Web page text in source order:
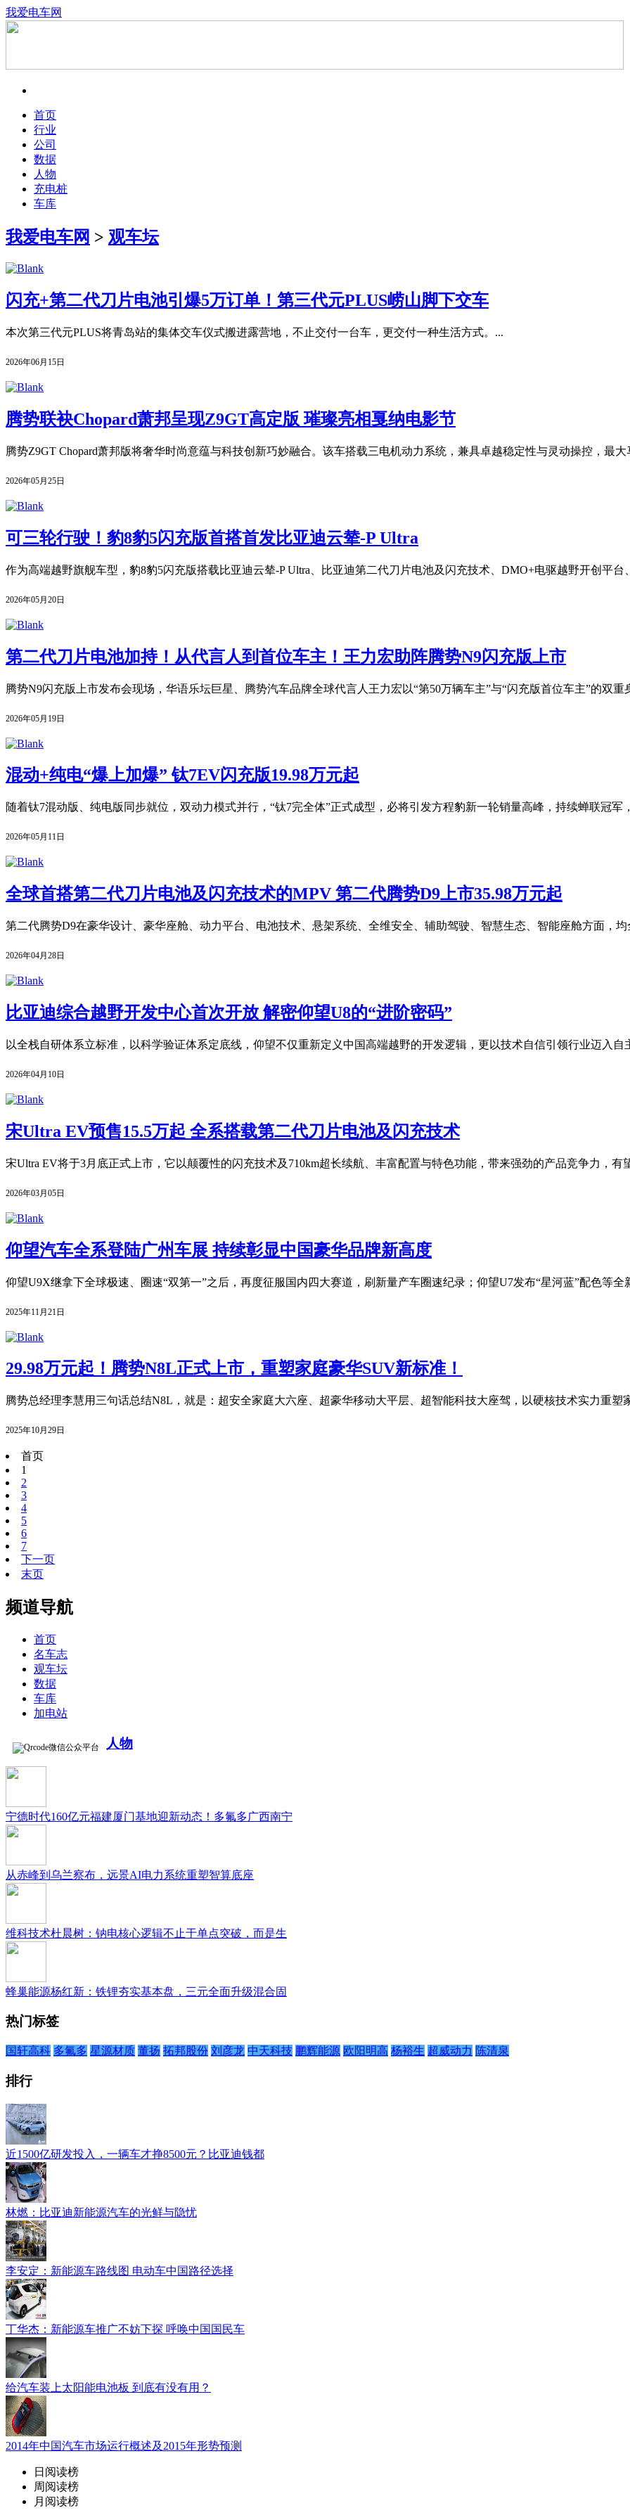
我爱电车网
首页
行业
公司
数据
人物
充电桩
车库
我爱电车网 > 观车坛
闪充+第二代刀片电池引爆5万订单！第三代元PLUS崂山脚下交车
本次第三代元PLUS将青岛站的集体交车仪式搬进露营地，不止交付一台车，更交付一种生活方式。...
2026年06月15日
腾势联袂Chopard萧邦呈现Z9GT高定版 璀璨亮相戛纳电影节
腾势Z9GT Chopard萧邦版将奢华时尚意蕴与科技创新巧妙融合。该车搭载三电机动力系统，兼具卓越稳定性与灵动操控，最
2026年05月25日
可三轮行驶！豹8豹5闪充版首搭首发比亚迪云辇-P Ultra
作为高端越野旗舰车型，豹8豹5闪充版搭载比亚迪云辇-P Ultra、比亚迪第二代刀片电池及闪充技术、DMO+电驱越野开创平
2026年05月20日
第二代刀片电池加持！从代言人到首位车主！王力宏助阵腾势N9闪充版上市
腾势N9闪充版上市发布会现场，华语乐坛巨星、腾势汽车品牌全球代言人王力宏以“第50万辆车主”与“闪充版首位车主”的双
2026年05月19日
混动+纯电“爆上加爆” 钛7EV闪充版19.98万元起
随着钛7混动版、纯电版同步就位，双动力模式并行，“钛7完全体”正式成型，必将引发方程豹新一轮销量高峰，持续蝉联冠军
2026年05月11日
全球首搭第二代刀片电池及闪充技术的MPV 第二代腾势D9上市35.98万元起
第二代腾势D9在豪华设计、豪华座舱、动力平台、电池技术、悬架系统、全维安全、辅助驾驶、智慧生态、智能座舱方面，
2026年04月28日
比亚迪综合越野开发中心首次开放 解密仰望U8的“进阶密码”
以全栈自研体系立标准，以科学验证体系定底线，仰望不仅重新定义中国高端越野的开发逻辑，更以技术自信引领行业迈入
2026年04月10日
宋Ultra EV预售15.5万起 全系搭载第二代刀片电池及闪充技术
宋Ultra EV将于3月底正式上市，它以颠覆性的闪充技术及710km超长续航、丰富配置与特色功能，带来强劲的产品竞争力，有
2026年03月05日
仰望汽车全系登陆广州车展 持续彰显中国豪华品牌新高度
仰望U9X继拿下全球极速、圈速“双第一”之后，再度征服国内四大赛道，刷新量产车圈速纪录；仰望U7发布“星河蓝”配色等全
2025年11月21日
29.98万元起！腾势N8L正式上市，重塑家庭豪华SUV新标准！
腾势总经理李慧用三句话总结N8L，就是：超安全家庭大六座、超豪华移动大平层、超智能科技大座驾，以硬核技术实力重
2025年10月29日
首页
1
2
3
4
5
6
7
下一页
末页
频道导航
首页
名车志
观车坛
数据
车库
加电站
微信公众平台 人物
宁德时代160亿元福建厦门基地迎新动态！多氟多广西南宁
从赤峰到乌兰察布，远景AI电力系统重塑智算底座
维科技术杜晨树：钠电核心逻辑不止于单点突破，而是生
蜂巢能源杨红新：铁锂夯实基本盘，三元全面升级混合固
热门标签
国轩高科 多氟多 星源材质 董扬 拓邦股份 刘彦龙 中天科技 鹏辉能源 欧阳明高 杨裕生 超威动力 陈清泉
排行
近1500亿研发投入，一辆车才挣8500元？比亚迪钱都
林燃：比亚迪新能源汽车的光鲜与隐忧
李安定：新能源车路线图 电动车中国路径选择
丁华杰：新能源车推广不妨下探 呼唤中国国民车
给汽车装上太阳能电池板 到底有没有用？
2014年中国汽车市场运行概述及2015年形势预测
日阅读榜
周阅读榜
月阅读榜